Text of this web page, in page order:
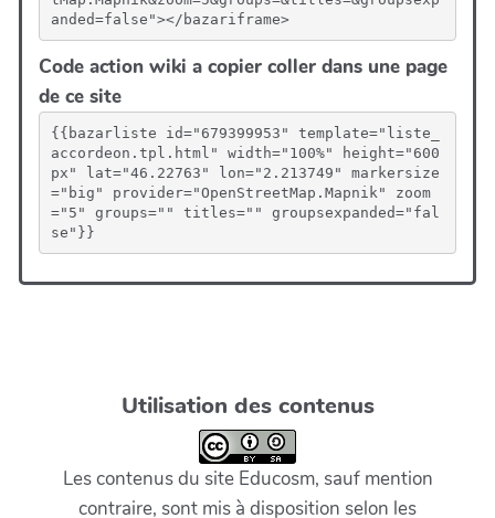
anded=false"></bazariframe>
Code action wiki a copier coller dans une page
de ce site
{{bazarliste id="679399953" template="liste_
accordeon.tpl.html" width="100%" height="600
px" lat="46.22763" lon="2.213749" markersize
="big" provider="OpenStreetMap.Mapnik" zoom
="5" groups="" titles="" groupsexpanded="fal
se"}}
Utilisation des contenus
Les contenus du site Educosm, sauf mention
contraire, sont mis à disposition selon les